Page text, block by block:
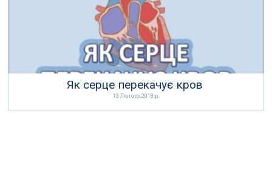
Як серце перекачує кров
13 Лютого 2018 р.